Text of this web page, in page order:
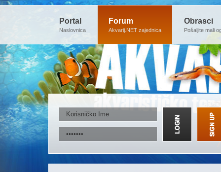
Portal
Naslovnica
Forum
Akvarij.NET zajednica
Obrasci
Pošaljite mali